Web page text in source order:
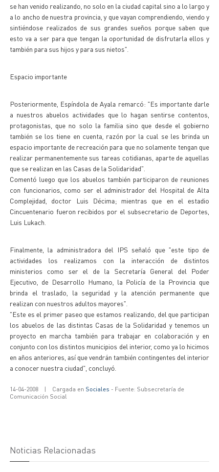
se han venido realizando, no solo en la ciudad capital sino a lo largo y
a lo ancho de nuestra provincia, y que vayan comprendiendo, viendo y
sintiéndose realizados de sus grandes sueños porque saben que
esto va a ser para que tengan la oportunidad de disfrutarla ellos y
también para sus hijos y para sus nietos".
Espacio importante
Posteriormente, Espíndola de Ayala remarcó: "Es importante darle
a nuestros abuelos actividades que lo hagan sentirse contentos,
protagonistas, que no solo la familia sino que desde el gobierno
también se los tiene en cuenta, razón por la cual se les brinda un
espacio importante de recreación para que no solamente tengan que
realizar permanentemente sus tareas cotidianas, aparte de aquellas
que se realizan en las Casas de la Solidaridad".
Comentó luego que los abuelos también participaron de reuniones
con funcionarios, como ser el administrador del Hospital de Alta
Complejidad, doctor Luis Décima; mientras que en el estadio
Cincuentenario fueron recibidos por el subsecretario de Deportes,
Luis Lukach.
Finalmente, la administradora del IPS señaló que "este tipo de
actividades los realizamos con la interacción de distintos
ministerios como ser el de la Secretaría General del Poder
Ejecutivo, de Desarrollo Humano, la Policía de la Provincia que
brinda el traslado, la seguridad y la atención permanente que
realizan con nuestros adultos mayores".
"Este es el primer paseo que estamos realizando, del que participan
los abuelos de las distintas Casas de la Solidaridad y tenemos un
proyecto en marcha también para trabajar en colaboración y en
conjunto con los distintos municipios del interior, como ya lo hicimos
en años anteriores, así que vendrán también contingentes del interior
a conocer nuestra ciudad", concluyó.
14-04-2008 | Cargada en Sociales - Fuente: Subsecretaría de
Comunicación Social
Noticias Relacionadas